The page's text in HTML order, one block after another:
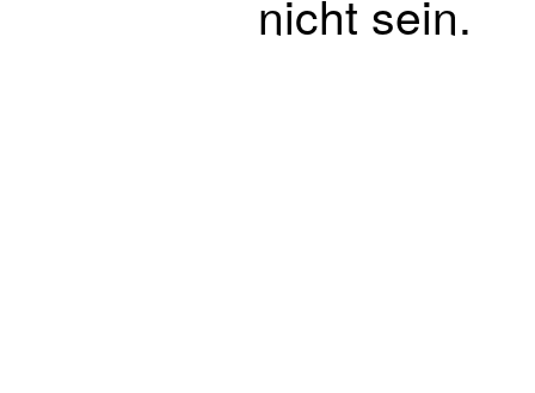
nicht sein.